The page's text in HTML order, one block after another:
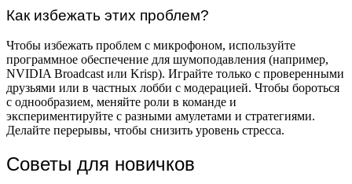
Как избежать этих проблем?
Чтобы избежать проблем с микрофоном, используйте
программное обеспечение для шумоподавления (например,
NVIDIA Broadcast или Krisp). Играйте только с проверенными
друзьями или в частных лобби с модерацией. Чтобы бороться
с однообразием, меняйте роли в команде и
экспериментируйте с разными амулетами и стратегиями.
Делайте перерывы, чтобы снизить уровень стресса.
Советы для новичков